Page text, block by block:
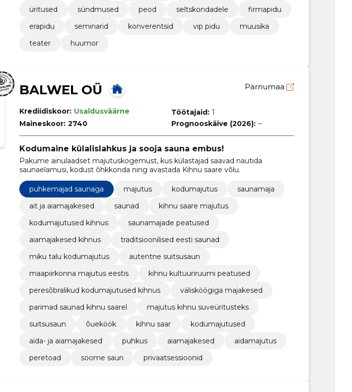
üritused
sündmused peod seltskondadele
firmapidu
erapidu
seminarid konverentsid vip pidu
muusika
teater
huumor
BALWEL OÜ Pärnumaa
Krediidiskoor: Usaldusväärne
Maineskoor: 2740
Töötajaid: 1
Prognooskäive (2026): –
Kodumaine külalislahkus ja sooja sauna embus!
Pakume ainulaadset majutuskogemust, kus külastajad saavad nautida
saunaelamusi, kodust õhkkonda ning avastada Kihnu saare võlu.
puhkemajad saunaga majutus kodumajutus
saunamaja
ait ja aiamajakesed
saunad
kihnu saare majutus
kodumajutused kihnus
saunamajade peatused
aiamajakesed kihnus
traditsioonilised eesti saunad
miku talu kodumajutus
autentne suitsusaun
maapiirkonna majutus eestis
kihnu kultuuriruumi peatused
peresõbralikud kodumajutused kihnus
välisköögiga majakesed
parimad saunad kihnu saarel
majutus kihnu suveüritusteks
suitsusaun
õueköök kihnu saar
kodumajutused
aida- ja aiamajakesed
puhkus aiamajakesed
aidamajutus
peretoad
soome saun privaatsessioonid